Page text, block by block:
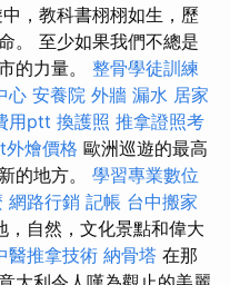
，教科書栩栩如生，歷
。 至少如果我們不總是
的力量。 整骨學徒訓練
心 安養院 外牆 漏水 居家
用ptt 換護照 推拿證照考
燴價格 歐洲巡遊的最高
的地方。 學習專業數位
網路行銷 記帳 台中搬家
，自然，文化景點和偉大
醫推拿技術 納骨塔 在那